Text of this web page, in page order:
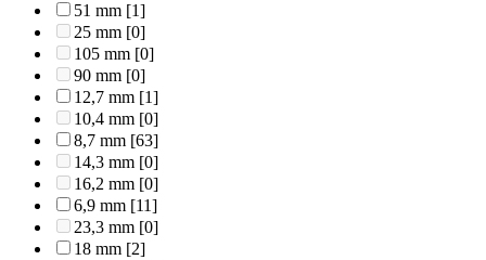
51 mm [1]
25 mm [0]
105 mm [0]
90 mm [0]
12,7 mm [1]
10,4 mm [0]
8,7 mm [63]
14,3 mm [0]
16,2 mm [0]
6,9 mm [11]
23,3 mm [0]
18 mm [2]